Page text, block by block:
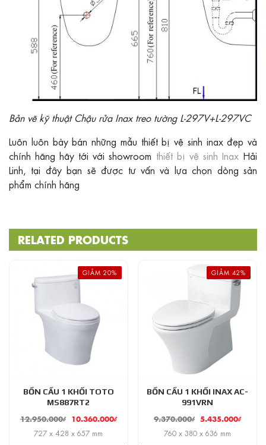
Bản vẽ kỹ thuật Chậu rửa Inax treo tường L-297V+L-297VC
​Luôn luôn bày bán những mẫu thiết bị vệ sinh inax đẹp và
chính hãng hãy tới với showroom thiết bị vệ sinh InaxHải
Linh, tại đây bạn sẽ được tư vấn và lựa chọn dòng sản
phẩm chính hãng
RELATED PRODUCTS
GIẢM 20%
BỒN CẦU 1 KHỐI TOTO
MS887RT2
12.950.000₫ 10.360.000₫
727 x 428 x 657 mm
GIẢM 42%
BỒN CẦU 1 KHỐI INAX AC-
991VRN
9.370.000₫ 5.435.000₫
760 x 380 x 636 mm